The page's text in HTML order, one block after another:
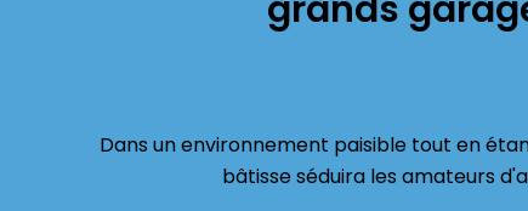
Dans un environnement paisible tout en
bâtisse séduira les amateurs